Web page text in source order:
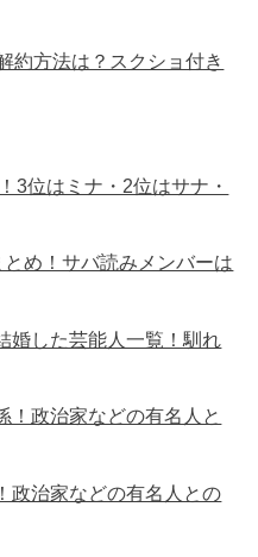
約方法は？スクショ付き
3位はミナ・2位はサナ・
め！サバ読みメンバーは
婚した芸能人一覧！馴れ
！政治家などの有名人と
政治家などの有名人との